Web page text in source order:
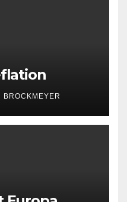
BROCKMEYER